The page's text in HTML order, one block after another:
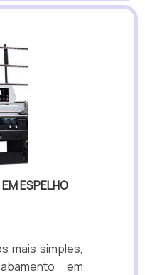
ESPELHO
mais simples,
em